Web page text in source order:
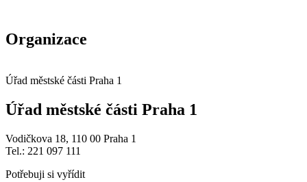
Organizace
Úřad městské části Praha 1
Úřad městské části Praha 1
Vodičkova 18, 110 00 Praha 1
Tel.: 221 097 111
Potřebuji si vyřídit